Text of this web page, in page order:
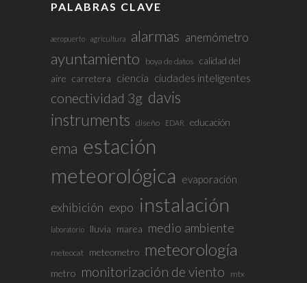
PALABRAS CLAVE
aeropuerto agricultura alarmas anemómetro
ayuntamiento boya de datos calidad del
aire carretera ciencia ciudades inteligentes
conectividad 3g davis
instruments diseño EDAR educación
ema estación
meteorológica
evaporación
exhibición expo instalación
laboratorio lluvia marea medio ambiente
meteocat meteometro meteorología
metro monitorización de viento mtx